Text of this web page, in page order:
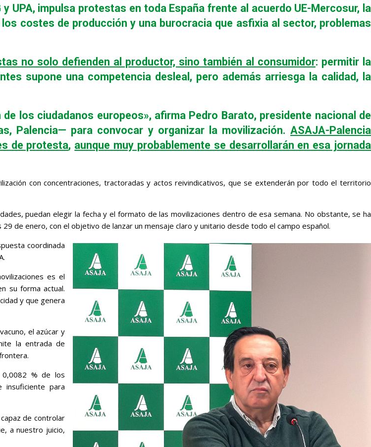
UPA, impulsa protestas en toda España frente al acuerdo UE-Mercosur, la
costes de producción y una burocracia que asfixia al sector, problemas
no solo defienden al productor, sino también al consumidor: permitir la
supone una competencia desleal, pero además arriesga la calidad, la
los ciudadanos europeos», afirma Pedro Barato, presidente nacional de
Palencia— para convocar y organizar la movilización. ASAJA-Palencia
de protesta, aunque muy probablemente se desarrollarán en esa jornada
con concentraciones, tractoradas y actos reivindicativos, que se extenderán por todo el territorio
puedan elegir la fecha y el formato de las movilizaciones dentro de esa semana. No obstante, se ha
de enero, con el objetivo de lanzar un mensaje claro y unitario desde todo el campo español.
coordinada
es el
su forma actual.
y que genera
el azúcar y
la entrada de
0,0082 % de los
insuficiente para
de controlar
a nuestro juicio,